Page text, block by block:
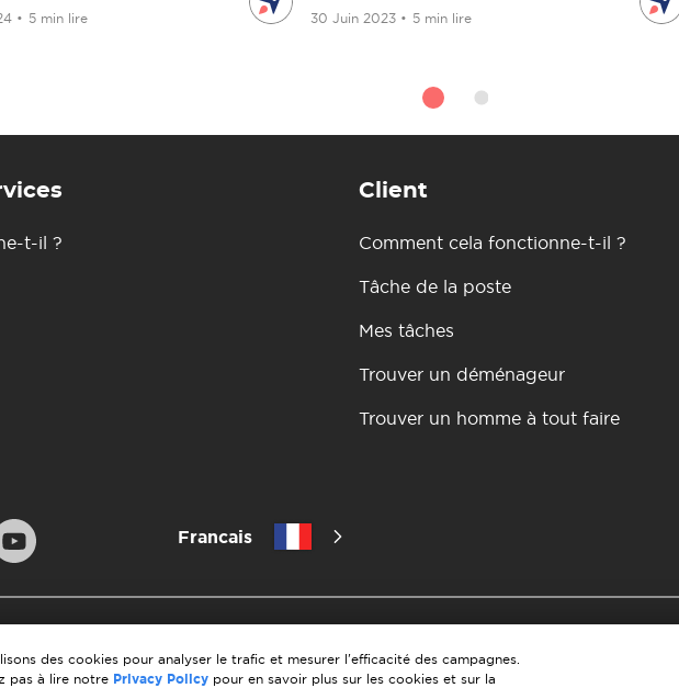
• 5 min lire 30 Juin 2023 • 5 min lire
t-il ?
Client
Comment cela fonctionne-t-il ?
Tâche de la poste
Mes tâches
Trouver un déménageur
Trouver un homme à tout faire
Francais
Lignes directrices en matiere de paiement
Conditions générales d'utilisation
des cookies pour analyser le trafic et mesurer l'efficacité des campagnes.
pas à lire notre Privacy Policy pour en savoir plus sur les cookies et sur la